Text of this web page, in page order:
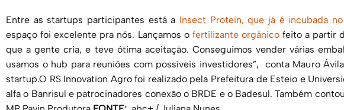
Entre as startups participantes está a Insect Protein, que já é incubada
espaço foi excelente pra nós. Lançamos o fertilizante orgânicofeito a partir
que a gente cria, e teve ótima aceitação. Conseguimos vender várias
usamos o hub para reuniões com possíveis investidores”, conta Mauro
startup.O RS Innovation Agro foi realizado pela Prefeitura de Esteio e
alfa o Banrisul e patrocinadores conexão o BRDE e o Badesul. Também